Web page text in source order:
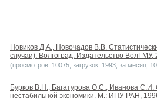
Новиков Д.А., Новочадов В.В.
случаи). Волгоград: Издательство ВолГМУ,
(просмотров: 10075, загрузок: 1993, за месяц:
Бурков В.Н., Багатурова О.С., Иванова
нестабильной экономики. М.: ИПУ РАН,